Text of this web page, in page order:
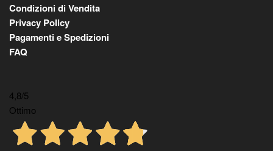
Condizioni di Vendita
Privacy Policy
Pagamenti e Spedizioni
FAQ
4,8/5
Ottimo